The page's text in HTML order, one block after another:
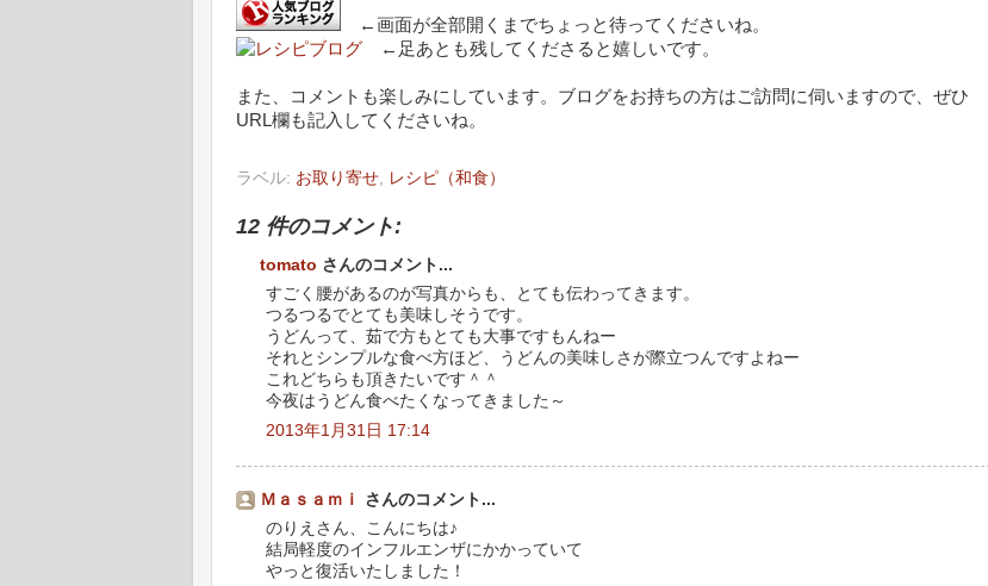
←画面が全部開くまでちょっと待ってくださいね。
←足あとも残してくださると嬉しいです。
また、コメントも楽しみにしています。ブログをお持ちの方はご訪問に伺いますので、ぜひ
URL欄も記入してくださいね。
ラベル: お取り寄せ レシピ（和食）
12 件のコメント:
tomato さんのコメント...
すごく腰があるのが写真からも、とても伝わってきます。
つるつるでとても美味しそうです。
うどんって、茹で方もとても大事ですもんねー
それとシンプルな食べ方ほど、うどんの美味しさが際立つんですよねー
これどちらも頂きたいです＾＾
今夜はうどん食べたくなってきました～
2013年1月31日 17:14
Ｍａｓａｍｉ
さんのコメント...
のりえさん、こんにちは♪
結局軽度のインフルエンザにかかっていて
やっと復活いたしました！